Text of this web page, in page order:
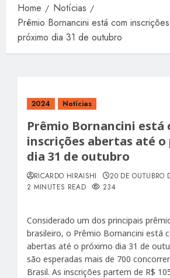
Home
Notícias
Prêmio Bornancini está com
próximo dia 31 de outubro
2024 Notícias
Prêmio Bornancini está
inscrições abertas até
dia 31 de outubro
RICARDO HIRAISHI
20 DE OUTUBRO
2 MINUTES READ
234
Considerado um dos principais
brasileiro, o Prêmio Bornancini está
abertas até o próximo dia 31 de
são esperadas mais de 700
Brasil. As inscrições partem de R$